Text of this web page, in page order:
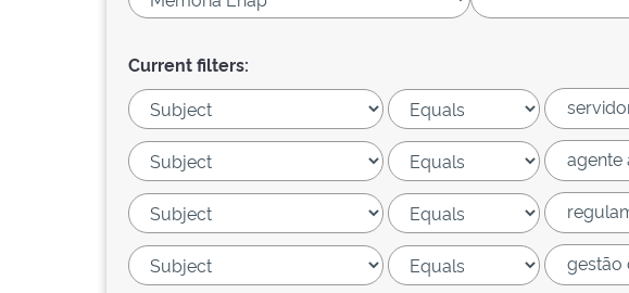
Current filters: